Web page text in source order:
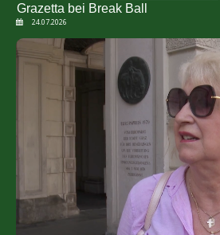
Grazetta bei Break Ball
24.07.2026